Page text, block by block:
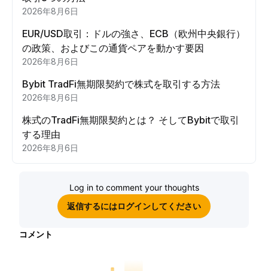
2026年8月6日
EUR/USD取引：ドルの強さ、ECB（欧州中央銀行）
の政策、およびこの通貨ペアを動かす要因
2026年8月6日
Bybit TradFi無期限契約で株式を取引する方法
2026年8月6日
株式のTradFi無期限契約とは？ そしてBybitで取引
する理由
2026年8月6日
Log in to comment your thoughts
返信するにはログインしてください
コメント